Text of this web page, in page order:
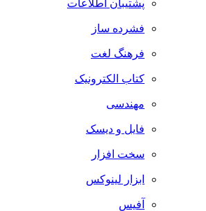
پشتیبان اطلاعات
فشرده ساز
فرهنگ لغت
کتاب الکترونیک
مهندسی
فایل و دیسک
سخت افزار
ابزار لینوکس
آفیس